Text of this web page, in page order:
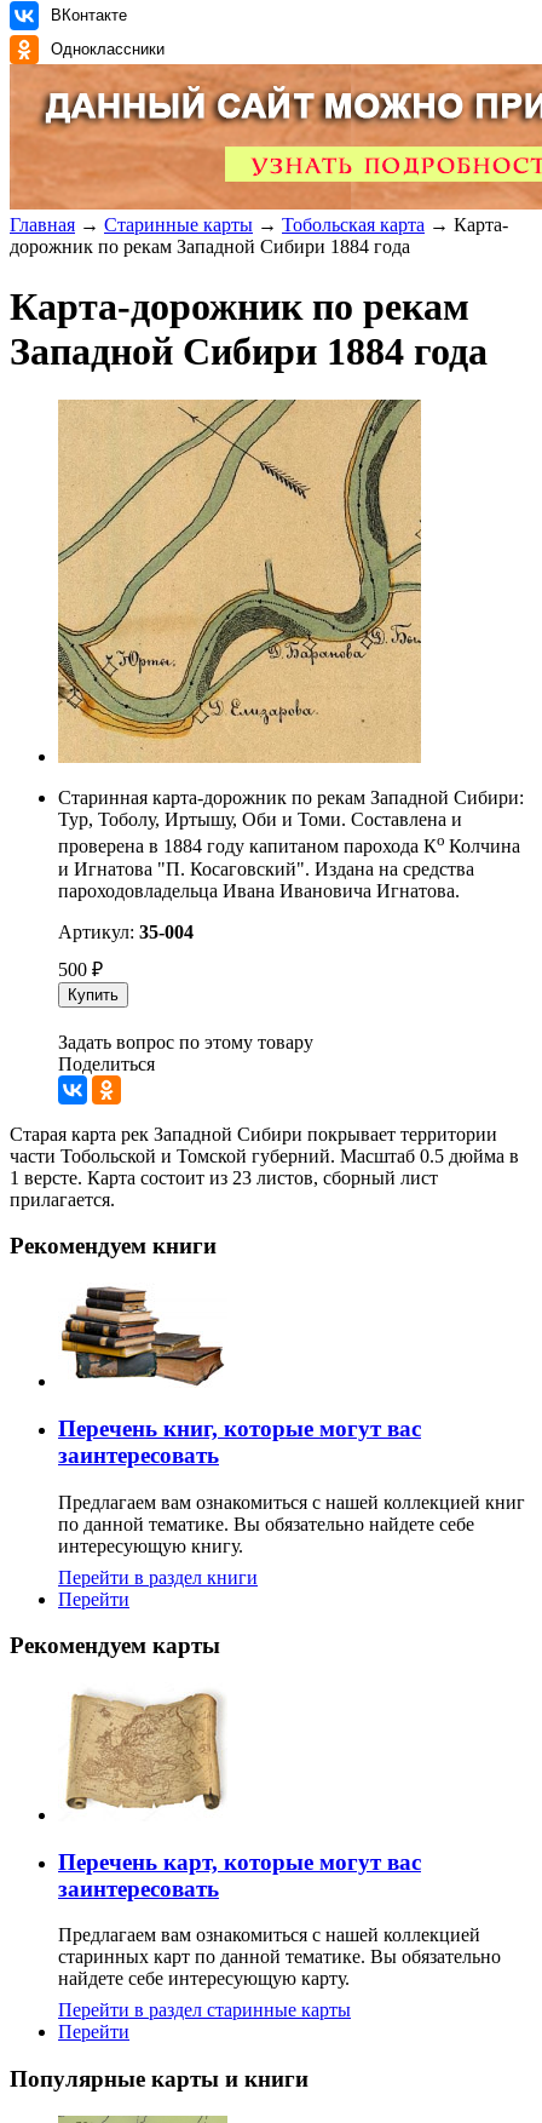
ВКонтакте
Одноклассники
Главная → Старинные карты → Тобольская карта → Карта-
дорожник по рекам Западной Сибири 1884 года
Карта-дорожник по рекам
Западной Сибири 1884 года
Старинная карта-дорожник по рекам Западной Сибири:
Тур, Тоболу, Иртышу, Оби и Томи. Составлена и
проверена в 1884 году капитаном парохода Ко Колчина
и Игнатова "П. Косаговский". Издана на средства
пароходовладельца Ивана Ивановича Игнатова.
Артикул: 35-004
500 ₽
Купить
Задать вопрос по этому товару
Поделиться
Старая карта рек Западной Сибири покрывает территории
части Тобольской и Томской губерний. Масштаб 0.5 дюйма в
1 версте. Карта состоит из 23 листов, сборный лист
прилагается.
Рекомендуем книги
Перечень книг, которые могут вас
заинтересовать
Предлагаем вам ознакомиться с нашей коллекцией книг
по данной тематике. Вы обязательно найдете себе
интересующую книгу.
Перейти в раздел книги
Перейти
Рекомендуем карты
Перечень карт, которые могут вас
заинтересовать
Предлагаем вам ознакомиться с нашей коллекцией
старинных карт по данной тематике. Вы обязательно
найдете себе интересующую карту.
Перейти в раздел старинные карты
Перейти
Популярные карты и книги